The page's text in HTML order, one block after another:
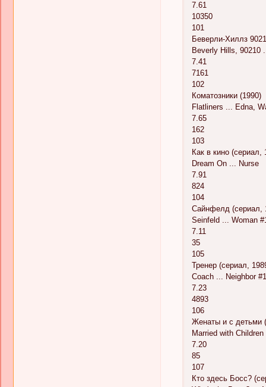
7.61
10350
101
Беверли-Хиллз
Beverly Hills, 90210
7.41
7161
102
Коматозники (1990)
Flatliners ... Edna,
7.65
162
103
Как в кино (сериал,
Dream On ... Nurse
7.91
824
104
Сайнфелд (сериал,
Seinfeld ... Woman
7.11
35
105
Тренер (сериал,
Coach ... Neighbor
7.23
4893
106
Женаты и с детьми
Married with
7.20
85
107
Кто здесь Босс?